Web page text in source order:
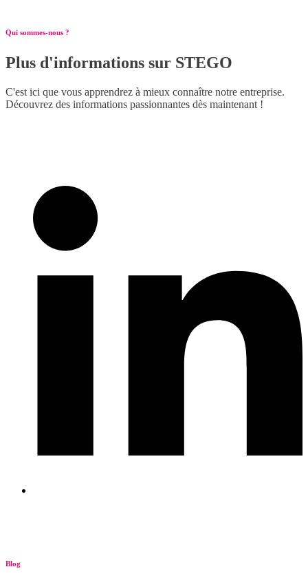
Qui sommes-nous ?
Plus d'informations sur STEGO
C'est ici que vous apprendrez à mieux connaître notre entreprise.
Découvrez des informations passionnantes dès maintenant !
Blog